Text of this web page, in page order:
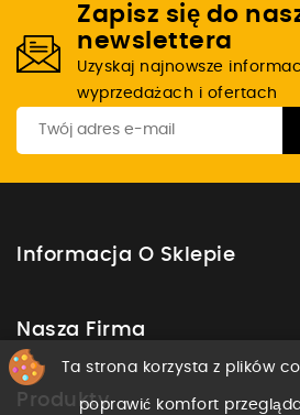
Zapisz się do
newslettera
Uzyskaj najnowsze
wyprzedażach i ofertach
Informacja O Sklepie
Nasza Firma
Produkty
Ta strona korzysta z plików
poprawić komfort